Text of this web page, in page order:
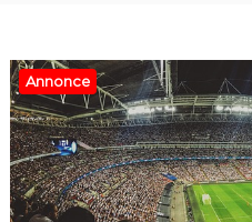
Annonce